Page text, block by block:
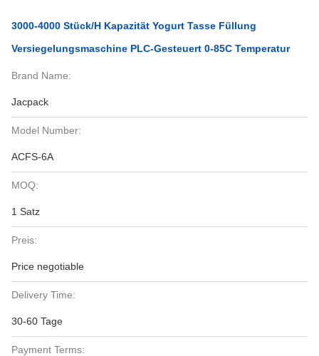
3000-4000 Stück/h Kapazität Yogurt Tasse Füllung
Versiegelungsmaschine PLC-Gesteuert 0-85C Temperatur
Brand Name:
Jacpack
Model Number:
ACFS-6A
MOQ:
1 Satz
Preis:
Price negotiable
Delivery Time:
30-60 Tage
Payment Terms: